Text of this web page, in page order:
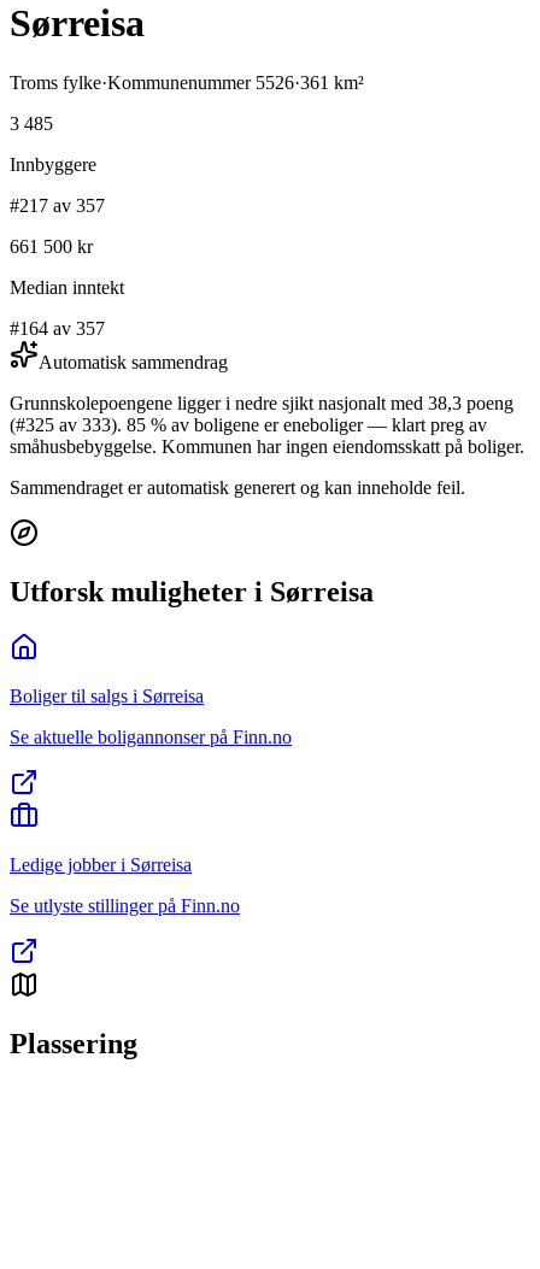
Sørreisa
Troms fylke·Kommunenummer 5526·361 km²
3 485
Innbyggere
#217 av 357
661 500 kr
Median inntekt
#164 av 357
Automatisk sammendrag
Grunnskolepoengene ligger i nedre sjikt nasjonalt med 38,3 poeng
(#325 av 333). 85 % av boligene er eneboliger — klart preg av
småhusbebyggelse. Kommunen har ingen eiendomsskatt på boliger.
Sammendraget er automatisk generert og kan inneholde feil.
Utforsk muligheter i Sørreisa
Boliger til salgs i Sørreisa
Se aktuelle boligannonser på Finn.no
Ledige jobber i Sørreisa
Se utlyste stillinger på Finn.no
Plassering